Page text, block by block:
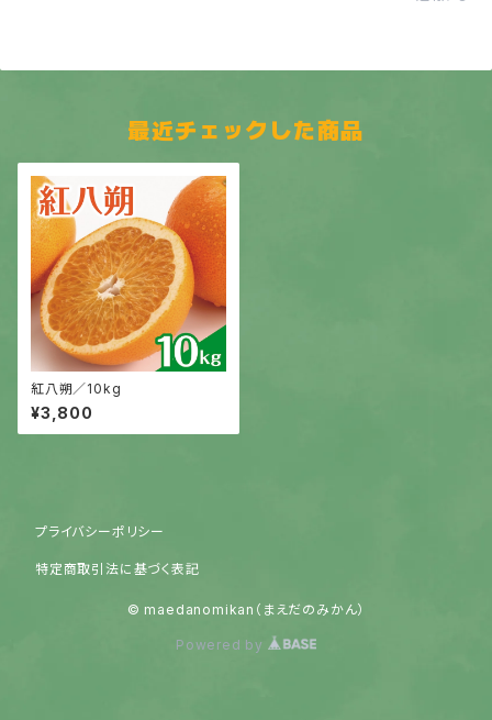
最近チェックした商品
紅八朔／10kg
¥3,800
プライバシーポリシー
特定商取引法に基づく表記
© maedanomikan（まえだのみかん）
Powered by